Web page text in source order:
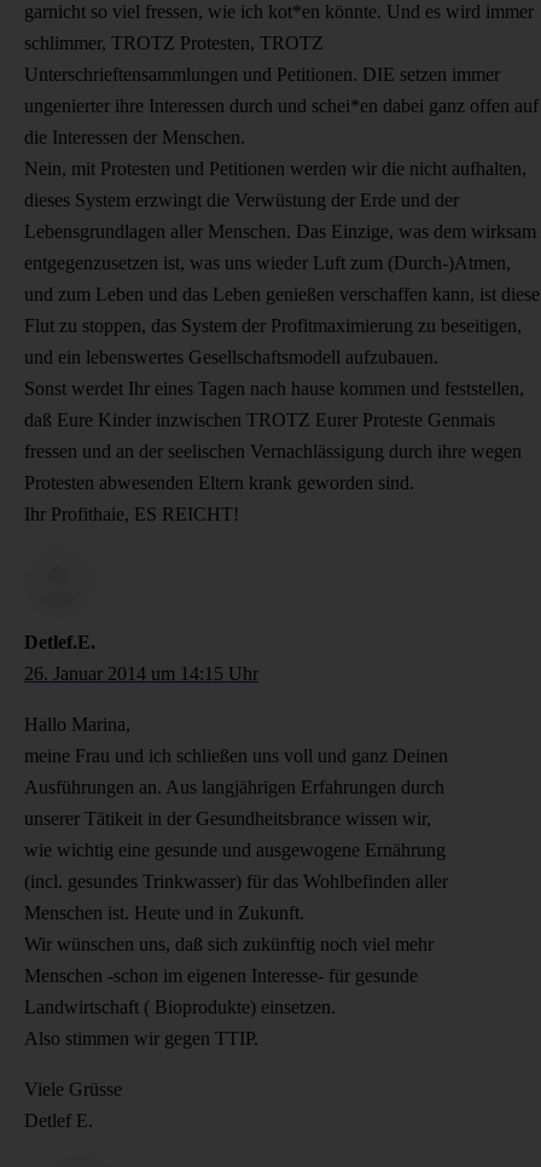
garnicht so viel fressen, wie ich kot*en könnte. Und es wird immer
schlimmer, TROTZ Protesten, TROTZ
Unterschrieftensammlungen und Petitionen. DIE setzen immer
ungenierter ihre Interessen durch und schei*en dabei ganz offen auf
die Interessen der Menschen.
Nein, mit Protesten und Petitionen werden wir die nicht aufhalten,
dieses System erzwingt die Verwüstung der Erde und der
Lebensgrundlagen aller Menschen. Das Einzige, was dem wirksam
entgegenzusetzen ist, was uns wieder Luft zum (Durch-)Atmen,
und zum Leben und das Leben genießen verschaffen kann, ist diese
Flut zu stoppen, das System der Profitmaximierung zu beseitigen,
und ein lebenswertes Gesellschaftsmodell aufzubauen.
Sonst werdet Ihr eines Tagen nach hause kommen und feststellen,
daß Eure Kinder inzwischen TROTZ Eurer Proteste Genmais
fressen und an der seelischen Vernachlässigung durch ihre wegen
Protesten abwesenden Eltern krank geworden sind.
Ihr Profithaie, ES REICHT!
Detlef.E.
26. Januar 2014 um 14:15 Uhr
Hallo Marina,
meine Frau und ich schließen uns voll und ganz Deinen
Ausführungen an. Aus langjährigen Erfahrungen durch
unserer Tätikeit in der Gesundheitsbrance wissen wir,
wie wichtig eine gesunde und ausgewogene Ernährung
(incl. gesundes Trinkwasser) für das Wohlbefinden aller
Menschen ist. Heute und in Zukunft.
Wir wünschen uns, daß sich zukünftig noch viel mehr
Menschen -schon im eigenen Interesse- für gesunde
Landwirtschaft ( Bioprodukte) einsetzen.
Also stimmen wir gegen TTIP.
Viele Grüsse
Detlef E.